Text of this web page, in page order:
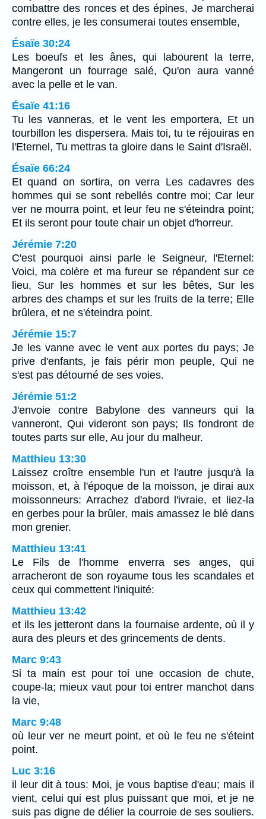
combattre des ronces et des épines, Je marcherai
contre elles, je les consumerai toutes ensemble,
Ésaïe 30:24
Les boeufs et les ânes, qui labourent la terre,
Mangeront un fourrage salé, Qu'on aura vanné
avec la pelle et le van.
Ésaïe 41:16
Tu les vanneras, et le vent les emportera, Et un
tourbillon les dispersera. Mais toi, tu te réjouiras en
l'Eternel, Tu mettras ta gloire dans le Saint d'Israël.
Ésaïe 66:24
Et quand on sortira, on verra Les cadavres des
hommes qui se sont rebellés contre moi; Car leur
ver ne mourra point, et leur feu ne s'éteindra point;
Et ils seront pour toute chair un objet d'horreur.
Jérémie 7:20
C'est pourquoi ainsi parle le Seigneur, l'Eternel:
Voici, ma colère et ma fureur se répandent sur ce
lieu, Sur les hommes et sur les bêtes, Sur les
arbres des champs et sur les fruits de la terre; Elle
brûlera, et ne s'éteindra point.
Jérémie 15:7
Je les vanne avec le vent aux portes du pays; Je
prive d'enfants, je fais périr mon peuple, Qui ne
s'est pas détourné de ses voies.
Jérémie 51:2
J'envoie contre Babylone des vanneurs qui la
vanneront, Qui videront son pays; Ils fondront de
toutes parts sur elle, Au jour du malheur.
Matthieu 13:30
Laissez croître ensemble l'un et l'autre jusqu'à la
moisson, et, à l'époque de la moisson, je dirai aux
moissonneurs: Arrachez d'abord l'ivraie, et liez-la
en gerbes pour la brûler, mais amassez le blé dans
mon grenier.
Matthieu 13:41
Le Fils de l'homme enverra ses anges, qui
arracheront de son royaume tous les scandales et
ceux qui commettent l'iniquité:
Matthieu 13:42
et ils les jetteront dans la fournaise ardente, où il y
aura des pleurs et des grincements de dents.
Marc 9:43
Si ta main est pour toi une occasion de chute,
coupe-la; mieux vaut pour toi entrer manchot dans
la vie,
Marc 9:48
où leur ver ne meurt point, et où le feu ne s'éteint
point.
Luc 3:16
il leur dit à tous: Moi, je vous baptise d'eau; mais il
vient, celui qui est plus puissant que moi, et je ne
suis pas digne de délier la courroie de ses souliers.